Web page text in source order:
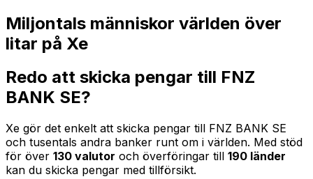
Miljontals människor världen över
litar på Xe
Redo att skicka pengar till FNZ
BANK SE?
Xe gör det enkelt att skicka pengar till FNZ BANK SE
och tusentals andra banker runt om i världen. Med stöd
för över 130 valutor och överföringar till 190 länder
kan du skicka pengar med tillförsikt.